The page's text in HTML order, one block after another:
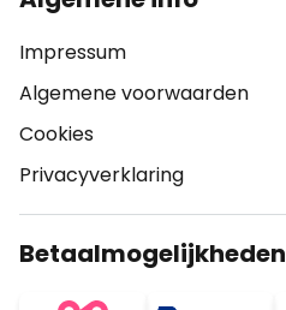
Impressum
Algemene voorwaarden
Cookies
Privacyverklaring
Betaalmogelijkheden